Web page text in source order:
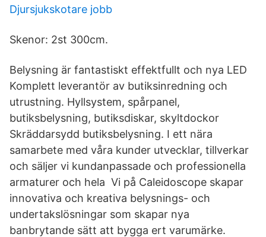
Djursjukskotare jobb
Skenor: 2st 300cm.
Belysning är fantastiskt effektfullt och nya LED
Komplett leverantör av butiksinredning och
utrustning. Hyllsystem, spårpanel,
butiksbelysning, butiksdiskar, skyltdockor
Skräddarsydd butiksbelysning. I ett nära
samarbete med våra kunder utvecklar, tillverkar
och säljer vi kundanpassade och professionella
armaturer och hela Vi på Caleidoscope skapar
innovativa och kreativa belysnings- och
undertakslösningar som skapar nya
banbrytande sätt att bygga ert varumärke.